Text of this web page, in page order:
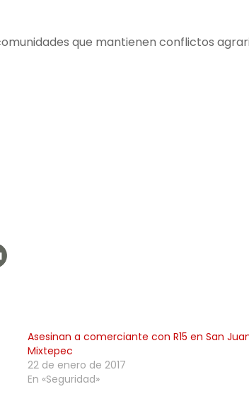
que mantienen conflictos
Asesinan a comerciante con R15 en San
Mixtepec
22 de enero de 2017
En «Seguridad»